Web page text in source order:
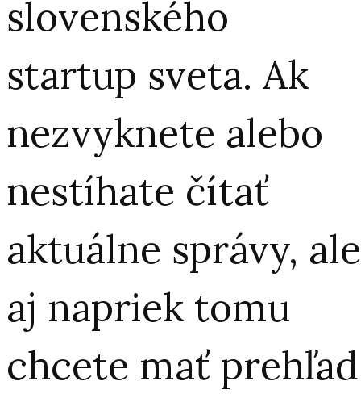
slovenského
startup sveta. Ak
nezvyknete alebo
nestíhate čítať
aktuálne správy, ale
aj napriek tomu
chcete mať prehľad